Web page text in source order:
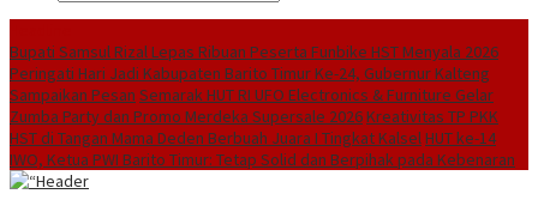
Bupati Samsul Rizal Lepas Ribuan Peserta Funbike HST Menyala 2026
Peringati Hari Jadi Kabupaten Barito Timur Ke-24, Gubernur Kalteng
Sampaikan Pesan Semarak HUT RI UFO Electronics & Furniture Gelar
Zumba Party dan Promo Merdeka Supersale 2026Kreativitas TP PKK
HST di Tangan Mama Deden Berbuah Juara I Tingkat KalselHUT ke-14
IWO, Ketua PWI Barito Timur: Tetap Solid dan Berpihak pada Kebenaran